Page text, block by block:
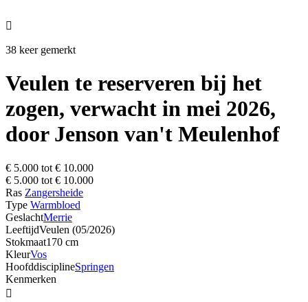

38 keer gemerkt
Veulen te reserveren bij het
zogen, verwacht in mei 2026,
door Jenson van't Meulenhof
€ 5.000 tot € 10.000
€ 5.000 tot € 10.000
Ras Zangersheide
Type Warmbloed
GeslachtMerrie
LeeftijdVeulen (05/2026)
Stokmaat170 cm
KleurVos
HoofddisciplineSpringen
Kenmerken
